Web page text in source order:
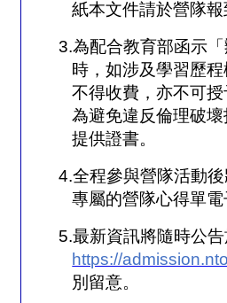
紙本文件請於營隊
3.為配合教育部函示
時，如涉及學習歷
不得收費，亦不可授
為避免違反倫理破
提供證書。
4.全程參與營隊活動
專屬的營隊心得單電
5.最新資訊將隨時公
https://
別留意。